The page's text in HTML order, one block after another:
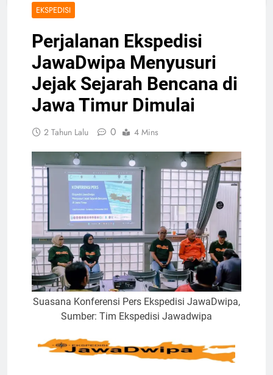
EKSPEDISI
Perjalanan Ekspedisi
JawaDwipa Menyusuri
Jejak Sejarah Bencana di
Jawa Timur Dimulai
2 Tahun Lalu 0 4 Mins
Suasana Konferensi Pers Ekspedisi JawaDwipa,
Sumber: Tim Ekspedisi Jawadwipa